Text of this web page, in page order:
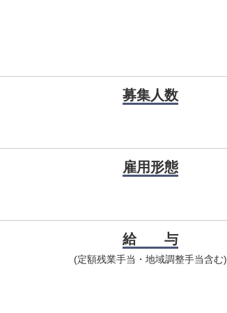
募集人数
雇用形態
給 与
(定額残業手当・地域調整手当含む)